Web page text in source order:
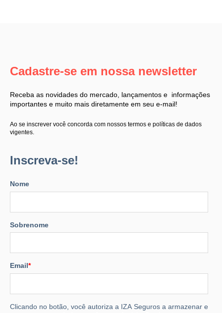
Cadastre-se em nossa newsletter
Receba as novidades do mercado, lançamentos e informações
importantes e muito mais diretamente em seu e-mail!
Ao se inscrever você concorda com nossos termos e políticas de dados
vigentes.
Inscreva-se!
Nome
Sobrenome
Email*
Clicando no botão, você autoriza a IZA Seguros a armazenar e